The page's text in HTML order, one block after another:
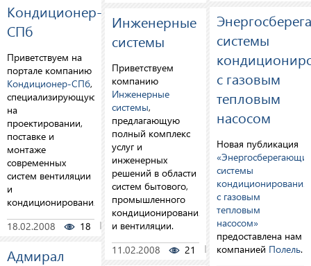
Кондиционер-
СПб
Приветствуем на
портале компанию
Кондиционер-СПб,
специализирующуюся
на
проектировании,
поставке и
монтаже
современных
систем вентиляции
и
кондиционирования.
18.02.2008
18 0
Адмирал
Инженерные
системы
Приветствуем
компанию
Инженерные
системы,
предлагающую
полный комплекс
услуг и
инженерных
решений в области
систем бытового,
промышленного
кондиционирования
и вентиляции.
11.02.2008
21 0
системы
с газовым
тепловым
насосом
Новая публикация
системы
кондиционирования
с газовым
тепловым
насосом»
предоставлена нам
компанией Полель.